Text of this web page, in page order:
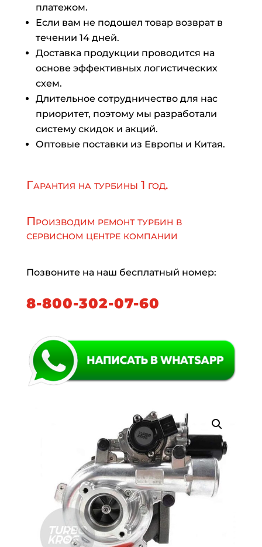
платежом.
Если вам не подошел товар возврат в
течении 14 дней.
Доставка продукции проводится на
основе эффективных логистических
схем.
Длительное сотрудничество для нас
приоритет, поэтому мы разработали
систему скидок и акций.
Оптовые поставки из Европы и Китая.
Гарантия на турбины 1 год.
Производим ремонт турбин в
сервисном центре компании
Позвоните на наш бесплатный номер:
8-800-302-07-60